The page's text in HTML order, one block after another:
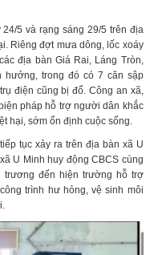
5 và rạng sáng 29/5 trên địa
Riêng đợt mưa dông, lốc xoáy
địa bàn Giá Rai, Láng Tròn,
hưởng, trong đó có 7 căn sập
điện cũng bị đổ. Công an xã,
pháp hỗ trợ người dân khắc
hại, sớm ổn định cuộc sống.
tục xảy ra trên địa bàn xã U
U Minh huy động CBCS cùng
trương đến hiện trường hỗ trợ
trình hư hỏng, vệ sinh môi